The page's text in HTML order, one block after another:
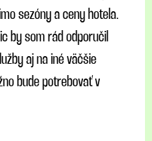
sezóny a ceny hotela.
by som rád odporučil
aj na iné väčšie
bude potrebovať v